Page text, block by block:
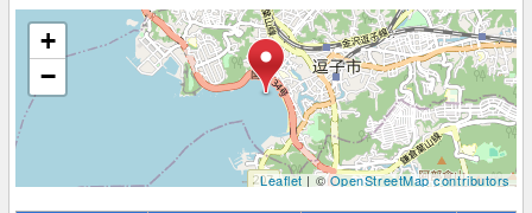
+
−
Leaflet| ©OpenStreetMap contributors